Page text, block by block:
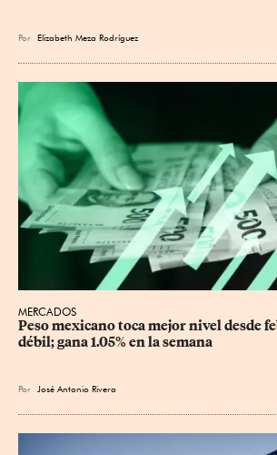
Por Elizabeth Meza Rodríguez
MERCADOS
Peso mexicano toca mejor nivel desde
débil; gana 1.05% en la semana
Por José Antonio Rivera